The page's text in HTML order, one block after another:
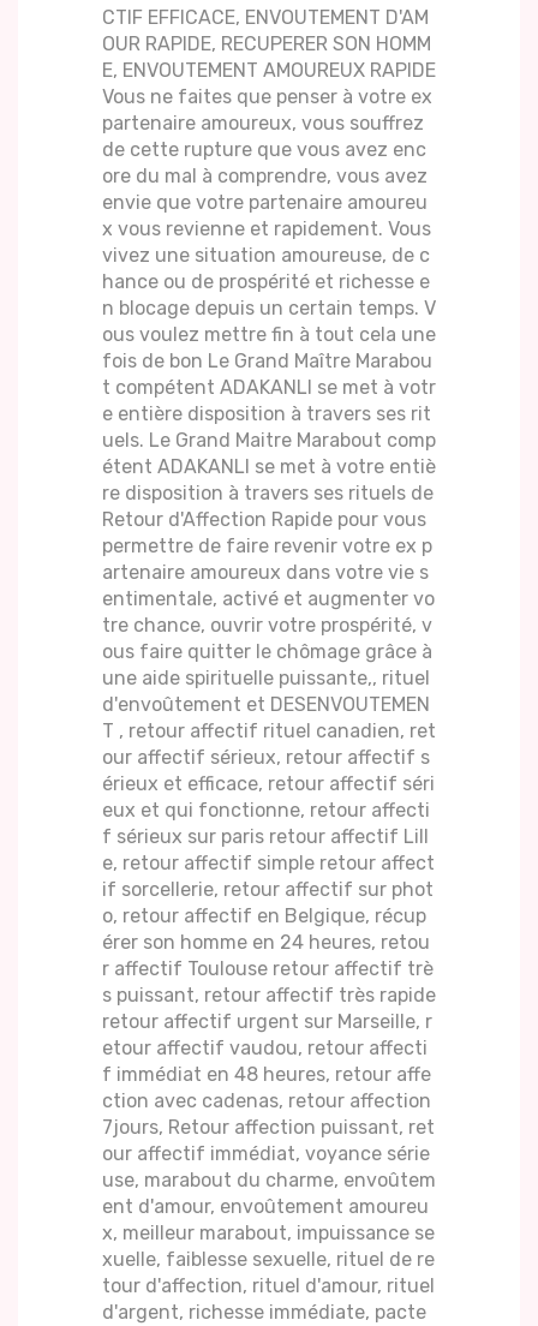
CTIF EFFICACE, ENVOUTEMENT D'AM
OUR RAPIDE, RECUPERER SON HOMM
E, ENVOUTEMENT AMOUREUX RAPIDE
Vous ne faites que penser à votre ex
partenaire amoureux, vous souffrez
de cette rupture que vous avez enc
ore du mal à comprendre, vous avez
envie que votre partenaire amoureu
x vous revienne et rapidement. Vous
vivez une situation amoureuse, de c
hance ou de prospérité et richesse e
n blocage depuis un certain temps. V
ous voulez mettre fin à tout cela une
fois de bon Le Grand Maître Marabou
t compétent ADAKANLI se met à votr
e entière disposition à travers ses rit
uels. Le Grand Maitre Marabout comp
étent ADAKANLI se met à votre entiè
re disposition à travers ses rituels de
Retour d'Affection Rapide pour vous
permettre de faire revenir votre ex p
artenaire amoureux dans votre vie s
entimentale, activé et augmenter vo
tre chance, ouvrir votre prospérité, v
ous faire quitter le chômage grâce à
une aide spirituelle puissante,, rituel
d'envoûtement et DESENVOUTEMEN
T , retour affectif rituel canadien, ret
our affectif sérieux, retour affectif s
érieux et efficace, retour affectif séri
eux et qui fonctionne, retour affecti
f sérieux sur paris retour affectif Lill
e, retour affectif simple retour affect
if sorcellerie, retour affectif sur phot
o, retour affectif en Belgique, récup
érer son homme en 24 heures, retou
r affectif Toulouse retour affectif trè
s puissant, retour affectif très rapide
retour affectif urgent sur Marseille, r
etour affectif vaudou, retour affecti
f immédiat en 48 heures, retour affe
ction avec cadenas, retour affection
7jours, Retour affection puissant, ret
our affectif immédiat, voyance série
use, marabout du charme, envoûtem
ent d'amour, envoûtement amoureu
x, meilleur marabout, impuissance se
xuelle, faiblesse sexuelle, rituel de re
tour d'affection, rituel d'amour, rituel
d'argent, richesse immédiate, pacte